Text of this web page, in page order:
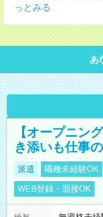
っとみる
あ
【オープニン
き添いも仕事
派遣 職種未経験OK
WEB登録・面接OK